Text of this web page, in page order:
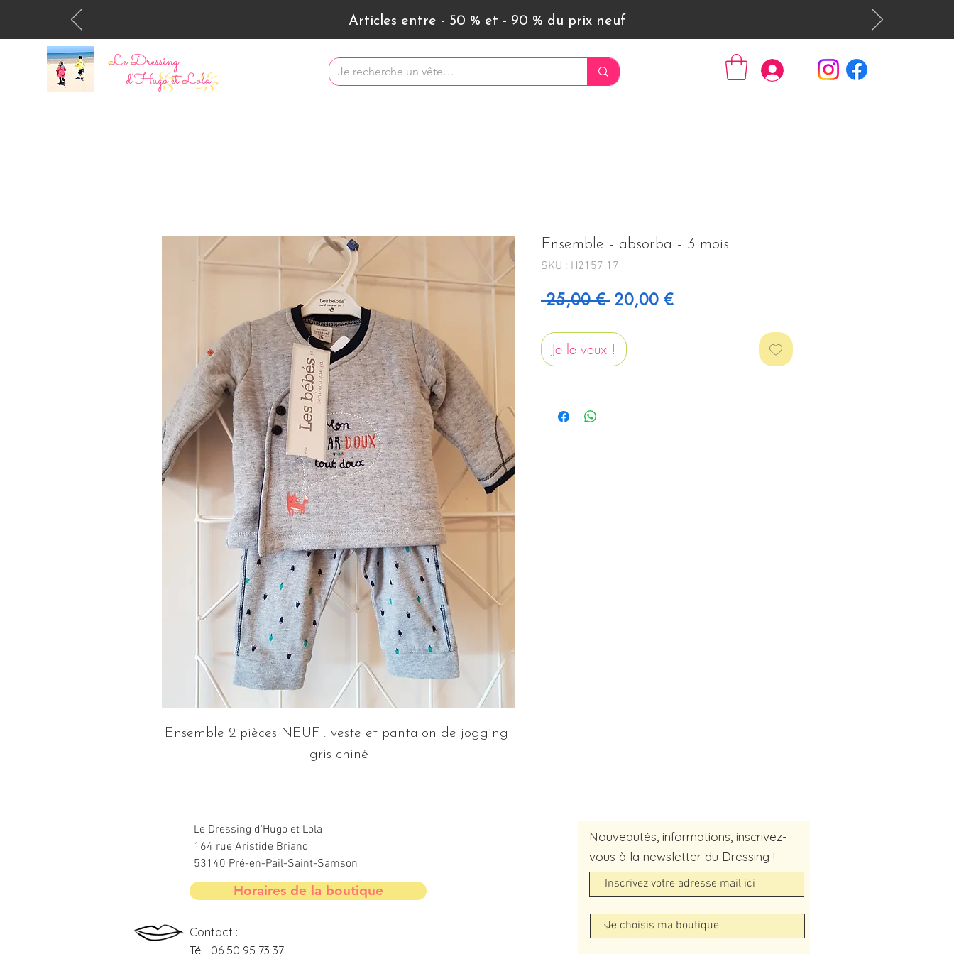
Articles entre - 50 % et - 90 % du prix neuf
Se connecter
Ensemble 2 pièces NEUF : veste et pantalon de jogging
gris chiné
Ensemble - absorba - 3 mois
SKU : H2157 17
25,00 € Prix original
20,00 €Prix promotionnel
Je le veux !
Le Dressing d'Hugo et Lola
164 rue Aristide Briand
53140 Pré-en-Pail-Saint-Samson
Horaires de la boutique
Contact :
Tél : 06 50 95 73 37
Nouveautés, informations, inscrivez-
vous à la newsletter du Dressing !